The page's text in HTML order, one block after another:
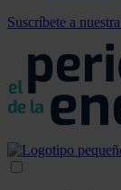
Suscríbete a